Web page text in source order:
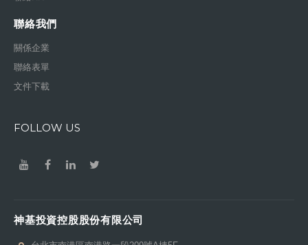
聯絡我們
關係企業
聯絡表單
文件下載
FOLLOW US
神基投資控股股份有限公司